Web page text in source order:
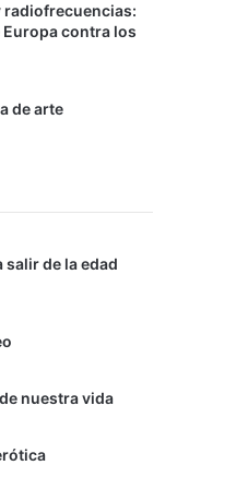
radiofrecuencias:
Europa contra los
de arte
salir de la edad
nuestra vida